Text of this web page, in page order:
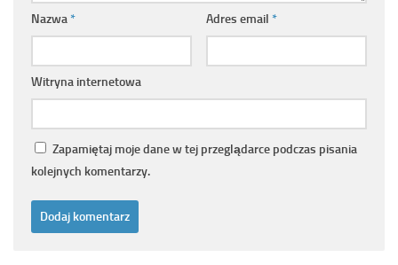
Nazwa* Adres email *
Witryna internetowa
Zapamiętaj moje dane w tej przeglądarce podczas pisania
kolejnych komentarzy.